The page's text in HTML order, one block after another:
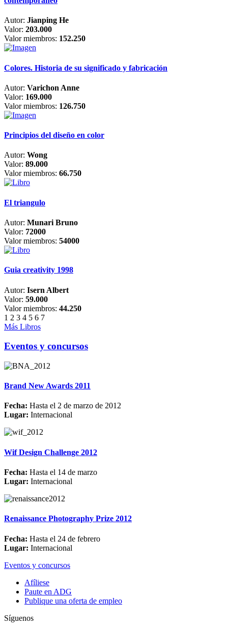
Autor: Jianping He
Valor: 203.000
Valor miembros: 152.250
Colores. Historia de su significado y fabricación
Autor: Varichon Anne
Valor: 169.000
Valor miembros: 126.750
Principios del diseño en color
Autor: Wong
Valor: 89.000
Valor miembros: 66.750
El triangulo
Autor: Munari Bruno
Valor: 72000
Valor miembros: 54000
Guia creativity 1998
Autor: Isern Albert
Valor: 59.000
Valor miembros: 44.250
1 2 3 4 5 6 7
Más Libros
Eventos y concursos
Brand New Awards 2011
Fecha: Hasta el 2 de marzo de 2012
Lugar: Internacional
Wif Design Challenge 2012
Fecha: Hasta el 14 de marzo
Lugar: Internacional
Renaissance Photography Prize 2012
Fecha: Hasta el 24 de febrero
Lugar: Internacional
Eventos y concursos
Afíliese
Paute en ADG
Publique una oferta de empleo
Síguenos